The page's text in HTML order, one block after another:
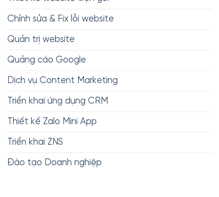
Chỉnh sửa & Fix lỗi website
Quản trị website
Quảng cáo Google
Dịch vụ Content Marketing
Triển khai ứng dụng CRM
Thiết kế Zalo Mini App
Triển khai ZNS
Đào tạo Doanh nghiệp